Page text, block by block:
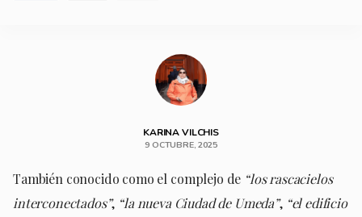
KARINA VILCHIS
9 OCTUBRE, 2025
También conocido como el complejo de “los rascacielos
interconectados”, “la nueva Ciudad de Umeda”, “el edificio